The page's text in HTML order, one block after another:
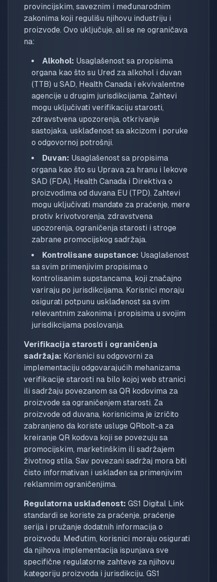
provincijskim, saveznim i međunarodnim
zakonima koji regulišu njihovu industriju i
proizvode. Ovo uključuje, ali se ne ograničava
na:
Alkohol: Usaglašenost sa propisima
organa kao što su Ured za alkohol i duvan
(TTB) u SAD, Health Canada i ekvivalentne
agencije u drugim jurisdikcijama. Zahtevi
mogu uključivati verifikaciju starosti,
zdravstvena upozorenja, otkrivanje
sastojaka, usklađenost sa akcizom i poruke
o odgovornoj potrošnji.
Duvan: Usaglašenost sa propisima
organa kao što su Uprava za hranu i lekove
SAD (FDA), Health Canada i Direktiva o
proizvodima od duvana EU (TPD). Zahtevi
mogu uključivati mandate za praćenje, mere
protiv krivotvorenja, zdravstvena
upozorenja, ograničenja starosti i stroge
zabrane promocijskog sadržaja.
Kontrolisane supstance: Usaglašenost
sa svim primenjivim propisima o
kontrolisanim supstancama, koji značajno
variraju po jurisdikcijama. Korisnici moraju
osigurati potpunu usklađenost sa svim
relevantnim zakonima i propisima u svojim
jurisdikcijama poslovanja.
Verifikacija starosti i ograničenja
sadržaja: Korisnici su odgovorni za
implementaciju odgovarajućih mehanizama
verifikacije starosti na bilo kojoj web stranici
ili sadržaju povezanom sa QR kodovima za
proizvode sa ograničenjem starosti. Za
proizvode od duvana, korisnicima je izričito
zabranjeno da koriste usluge QRbolt-a za
kreiranje QR kodova koji se povezuju sa
promocijskim, marketinškim ili sadržajem
životnog stila. Sav povezani sadržaj mora biti
čisto informativan i usklađen sa primenjivim
reklamnim ograničenjima.
Regulatorna usklađenost: GS1 Digital Link
standardi se koriste za praćenje, praćenje
serija i pružanje dodatnih informacija o
proizvodu. Međutim, korisnici moraju osigurati
da njihova implementacija ispunjava sve
specifične regulatorne zahteve za njihovu
kategoriju proizvoda i jurisdikciju. GS1